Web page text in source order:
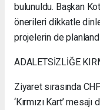
bulunuldu. Başkan
önerileri dikkatle
projelerin de
ADALETSİZLİĞE
Ziyaret sırasında
‘Kırmızı Kart’